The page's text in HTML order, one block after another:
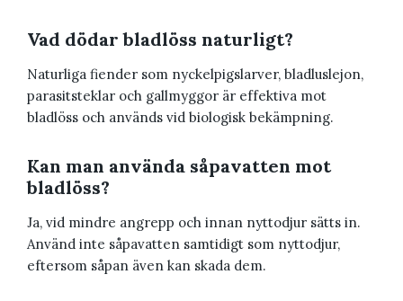
Vad dödar bladlöss naturligt?
Naturliga fiender som nyckelpigslarver, bladluslejon,
parasitsteklar och gallmyggor är effektiva mot
bladlöss och används vid biologisk bekämpning.
Kan man använda såpavatten mot
bladlöss?
Ja, vid mindre angrepp och innan nyttodjur sätts in.
Använd inte såpavatten samtidigt som nyttodjur,
eftersom såpan även kan skada dem.